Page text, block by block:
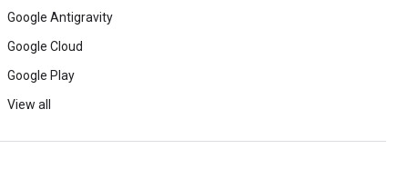
Google Antigravity
Google Cloud
Google Play
View all